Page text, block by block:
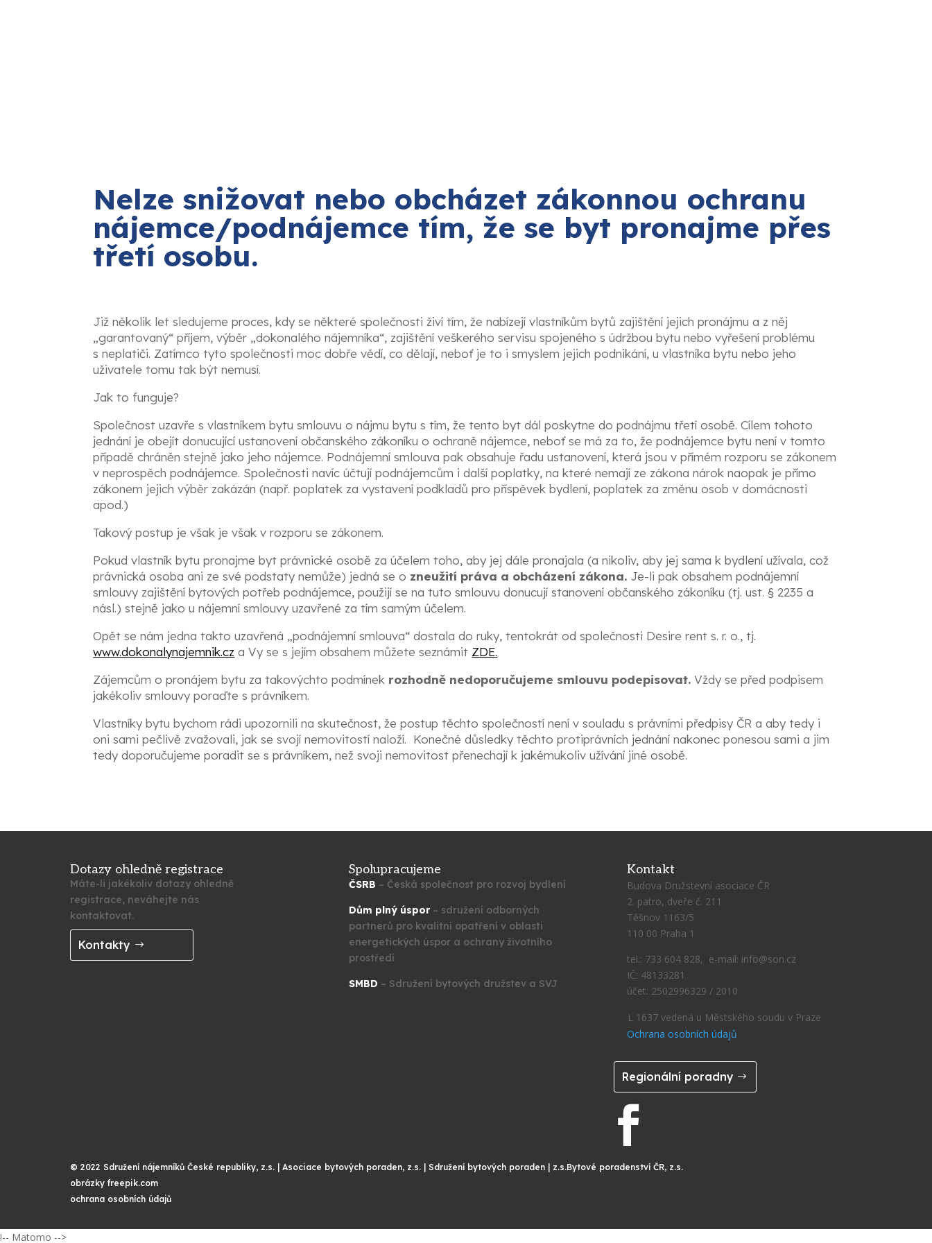
Nelze snižovat nebo obcházet zákonnou ochranu
nájemce/podnájemce tím, že se byt pronajme přes
třetí osobu.
Již několik let sledujeme proces, kdy se některé společnosti živí tím, že nabízejí vlastníkům bytů zajištění jejich pronájmu a z něj
„garantovaný“ příjem, výběr „dokonalého nájemníka“, zajištění veškerého servisu spojeného s údržbou bytu nebo vyřešení problému
s neplatiči. Zatímco tyto společnosti moc dobře vědí, co dělají, neboť je to i smyslem jejich podnikání, u vlastníka bytu nebo jeho
uživatele tomu tak být nemusí.
Jak to funguje?
Společnost uzavře s vlastníkem bytu smlouvu o nájmu bytu s tím, že tento byt dál poskytne do podnájmu třetí osobě. Cílem tohoto
jednání je obejít donucující ustanovení občanského zákoníku o ochraně nájemce, neboť se má za to, že podnájemce bytu není v tomto
případě chráněn stejně jako jeho nájemce. Podnájemní smlouva pak obsahuje řadu ustanovení, která jsou v přímém rozporu se zákonem
v neprospěch podnájemce. Společnosti navíc účtují podnájemcům i další poplatky, na které nemají ze zákona nárok naopak je přímo
zákonem jejich výběr zakázán (např. poplatek za vystavení podkladů pro příspěvek bydlení, poplatek za změnu osob v domácnosti
apod.)
Takový postup je však je však v rozporu se zákonem.
Pokud vlastník bytu pronajme byt právnické osobě za účelem toho, aby jej dále pronajala (a nikoliv, aby jej sama k bydlení užívala, což
právnická osoba ani ze své podstaty nemůže) jedná se o zneužití práva a obcházení zákona. Je-li pak obsahem podnájemní
smlouvy zajištění bytových potřeb podnájemce, použijí se na tuto smlouvu donucují stanovení občanského zákoníku (tj. ust. § 2235 a
násl.) stejně jako u nájemní smlouvy uzavřené za tím samým účelem.
Opět se nám jedna takto uzavřená „podnájemní smlouva“ dostala do ruky, tentokrát od společnosti Desire rent s. r. o., tj.
www.dokonalynajemnik.cz a Vy se s jejím obsahem můžete seznámit ZDE.
Zájemcům o pronájem bytu za takovýchto podmínek rozhodně nedoporučujeme smlouvu podepisovat. Vždy se před podpisem
jakékoliv smlouvy poraďte s právníkem.
Vlastníky bytu bychom rádi upozornili na skutečnost, že postup těchto společností není v souladu s právními předpisy ČR a aby tedy i
oni sami pečlivě zvažovali, jak se svojí nemovitostí naloží. Konečné důsledky těchto protiprávních jednání nakonec ponesou sami a jim
tedy doporučujeme poradit se s právníkem, než svoji nemovitost přenechají k jakémukoliv užívání jiné osobě.
Dotazy ohledně registrace
Máte-li jakékoliv dotazy ohledně
registrace, neváhejte nás
kontaktovat.
Kontakty
Spolupracujeme
ČSRB – Česká společnost pro rozvoj bydlení
Dům plný úspor– sdružení odborných
partnerů pro kvalitní opatření v oblasti
energetických úspor a ochrany životního
prostředí
SMBD – Sdružení bytových družstev a SVJ
Kontakt
Budova Družstevní asociace ČR
2. patro, dveře č. 211
Těšnov 1163/5
110 00 Praha 1
tel.: 733 604 828, e-mail: info@son.cz
IČ: 48133281
účet: 2502996329 / 2010
L 1637 vedená u Městského soudu v Praze
Ochrana osobních údajů
Regionální poradny

© 2022 Sdružení nájemníků České republiky, z.s. | Asociace bytových poraden, z.s. | Sdružení bytových poraden | z.s.Bytové poradenství ČR, z.s.
obrázky freepik.com
ochrana osobních údajů
!-- Matomo -->